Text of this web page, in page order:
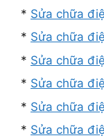
* Sửa chữa
* Sửa chữa
* Sửa chữa
* Sửa chữa
* Sửa chữa
* Sửa chữa